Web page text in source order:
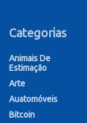
Categorias
Animais De
Estimação
Arte
Auatomóveis
Bitcoin